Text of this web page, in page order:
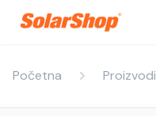
Početna Proizvodi